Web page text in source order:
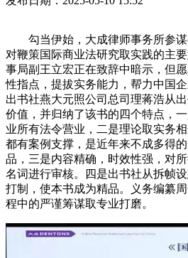
勾当伊始，大成律师事务所参谋
对鞭策国际商业法研究取实践的主
事局副王立宏正在致辞中暗示，但
性指点，提拔实务能力，帮力中国
出书社燕大元照公司总司理蒋浩从
价值，并归纳了该书的四个特点，
业所有法令营业，二是理论取实务
都有案例支撑，是近年来不成多得
品，三是内容精确，时效性强，对
名词进行审核。四是出书社从拆帧
打制，使本书成为精品。义务编纂
程中的严谨筹谋取专业打磨。